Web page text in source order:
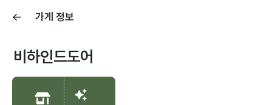
가게 정보
비하인드도어